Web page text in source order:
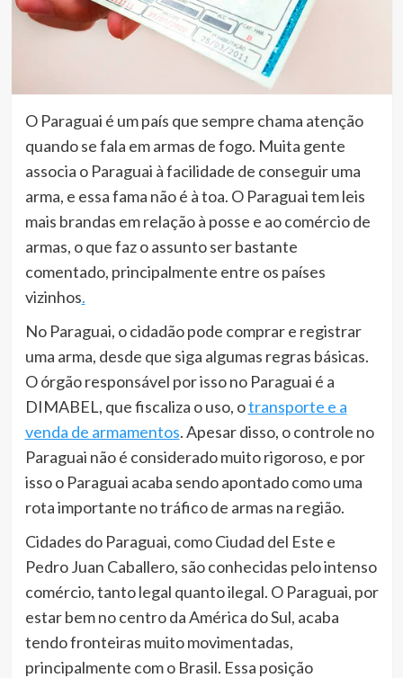
O Paraguai é um país que sempre chama atenção
quando se fala em armas de fogo. Muita gente
associa o Paraguai à facilidade de conseguir uma
arma, e essa fama não é à toa. O Paraguai tem leis
mais brandas em relação à posse e ao comércio de
armas, o que faz o assunto ser bastante
comentado, principalmente entre os países
vizinhos.
No Paraguai, o cidadão pode comprar e registrar
uma arma, desde que siga algumas regras básicas.
O órgão responsável por isso no Paraguai é a
DIMABEL, que fiscaliza o uso, otransporte e a
venda de armamentos. Apesar disso, o controle no
Paraguai não é considerado muito rigoroso, e por
isso o Paraguai acaba sendo apontado como uma
rota importante no tráfico de armas na região.
Cidades do Paraguai, como Ciudad del Este e
Pedro Juan Caballero, são conhecidas pelo intenso
comércio, tanto legal quanto ilegal. O Paraguai, por
estar bem no centro da América do Sul, acaba
tendo fronteiras muito movimentadas,
principalmente com o Brasil. Essa posição